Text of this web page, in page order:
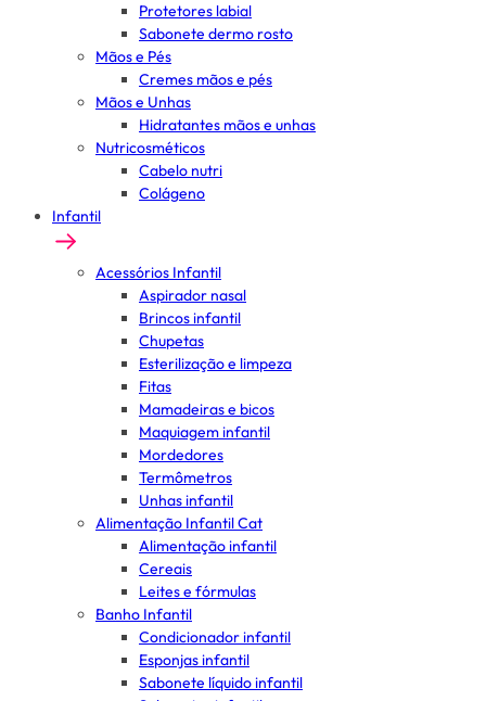
Protetores labial
Sabonete dermo rosto
Mãos e Pés
Cremes mãos e pés
Mãos e Unhas
Hidratantes mãos e unhas
Nutricosméticos
Cabelo nutri
Colágeno
Infantil
Acessórios Infantil
Aspirador nasal
Brincos infantil
Chupetas
Esterilização e limpeza
Fitas
Mamadeiras e bicos
Maquiagem infantil
Mordedores
Termômetros
Unhas infantil
Alimentação Infantil Cat
Alimentação infantil
Cereais
Leites e fórmulas
Banho Infantil
Condicionador infantil
Esponjas infantil
Sabonete líquido infantil